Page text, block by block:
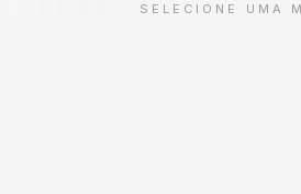
SELECIONE UMA